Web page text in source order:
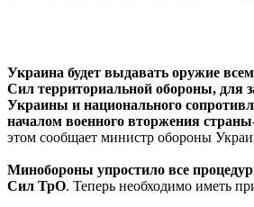
Украина будет выдавать оружие
Сил территориальной обороны, для
Украины и национального
началом военного вторжения
этом сообщает министр обороны
Минобороны упростило все
Сил ТрО. Теперь необходимо иметь